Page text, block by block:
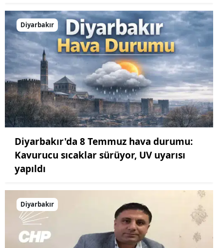
Diyarbakır
Diyarbakır'da 8 Temmuz hava durumu:
Kavurucu sıcaklar sürüyor, UV uyarısı
yapıldı
Diyarbakır